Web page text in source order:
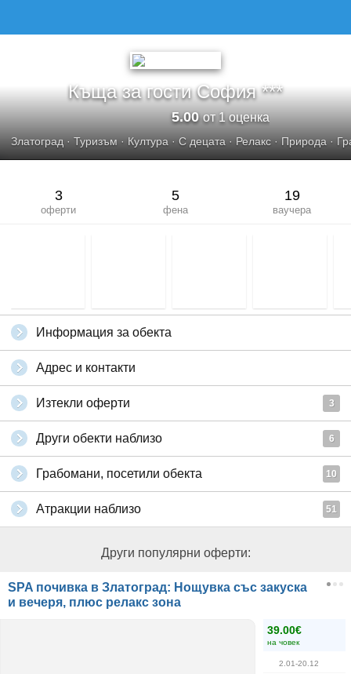
Къща за гости София ***
5.00от 1 оценка
Златоград · Туризъм · Култура · С децата · Релакс · Природа ·
3
оферти
5
фена
19
ваучера
Информация за обекта
Адрес и контакти
Изтекли оферти 3
Други обекти наблизо 6
Грабомани, посетили обекта 10
Атракции наблизо 51
Други популярни оферти:
SPA почивка в Златоград: Нощувка със закуска
и вечеря, плюс релакс зона
39.00€
на човек
2.01-20.12